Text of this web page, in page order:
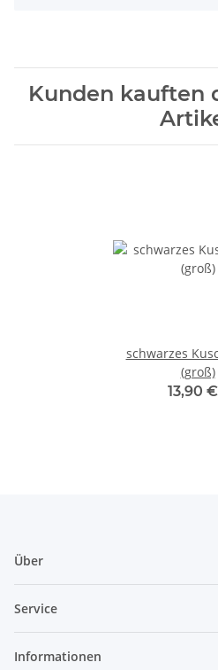
Kunden kauften
schwarzes
(groß)
13,90 €
Über
Service
Informationen